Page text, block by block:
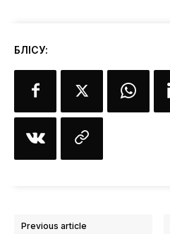
БӨЛІСУ:
Previous article